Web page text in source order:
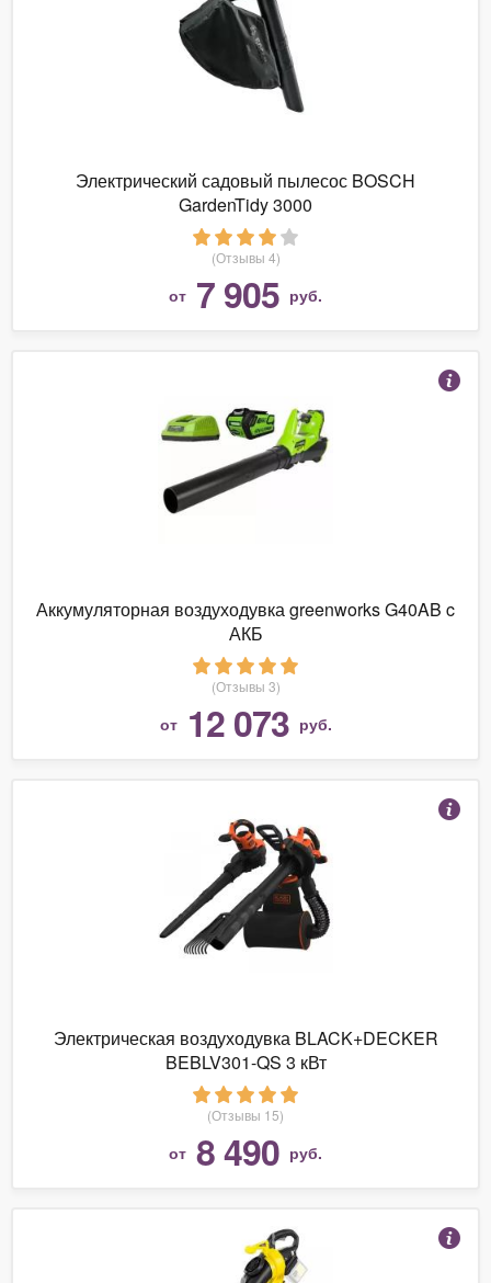
Электрический садовый пылесос BOSCH
GardenTidy 3000
(Отзывы 4)
от 7 905 руб.
Аккумуляторная воздуходувка greenworks G40AB c
АКБ
(Отзывы 3)
от 12 073 руб.
Электрическая воздуходувка BLACK+DECKER
BEBLV301-QS 3 кВт
(Отзывы 15)
от 8 490 руб.